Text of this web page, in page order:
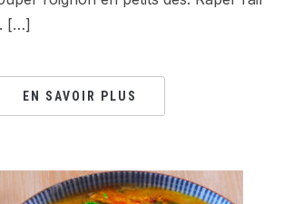
[…]
EN SAVOIR PLUS